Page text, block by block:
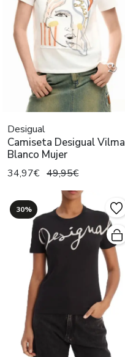
Desigual
Camiseta Desigual Vilma
Blanco Mujer
34,97€ 49,95€
30%